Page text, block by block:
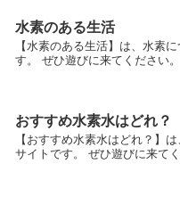
水素のある生活
【水素のある生活】は、水素
す。 ぜひ遊びに来てください。
おすすめ水素水はどれ？
【おすすめ水素水はどれ？】
サイトです。 ぜひ遊びに来てく